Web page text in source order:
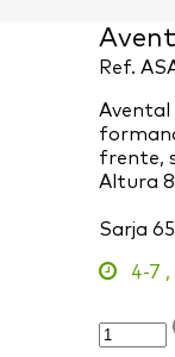
Ref.
frente,
Altura
Sarja
4-7 ,